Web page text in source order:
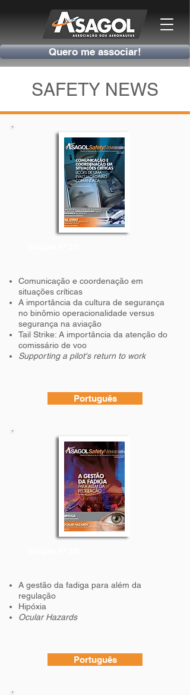
Quero me associar!
SAFETY NEWS
Comunicação e coordenação em
situações críticas
A importância da cultura de segurança
no binômio operacionalidade versus
segurança na aviação
Tail Strike: A importância da atenção do
comissário de voo
Supporting a pilot's return to work
Português
A gestão da fadiga para além da
regulação
Hipóxia
Ocular Hazards
Português